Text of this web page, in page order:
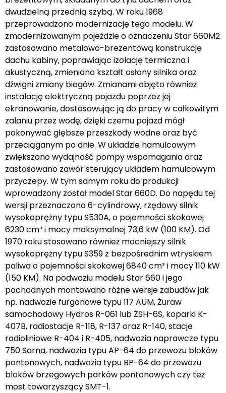
dwudzielną przednią szybą. W roku 1968
przeprowadzono modernizację tego modelu. W
zmodernizowanym pojeździe o oznaczeniu Star 660M2
zastosowano metalowo-brezentową konstrukcję
dachu kabiny, poprawiając izolację termiczna i
akustyczną, zmieniono kształt osłony silnika oraz
dźwigni zmiany biegów. Zmianami objęto również
instalację elektryczną pojazdu poprzez jej
ekranowanie, dostosowując ją do pracy w całkowitym
zalaniu przez wodę, dzięki czemu pojazd mógł
pokonywać głębsze przeszkody wodne oraz być
przeciąganym po dnie. W układzie hamulcowym
zwiększono wydajność pompy wspomagania oraz
zastosowano zawór sterujący układem hamulcowym
przyczepy. W tym samym roku do produkcji
wprowadzony został model Star 660D. Do napędu tej
wersji przeznaczono 6-cylindrowy, rzędowy silnik
wysokoprężny typu S530A, o pojemności skokowej
6230 cm³ i mocy maksymalnej 73,6 kW (100 KM). Od
1970 roku stosowano również mocniejszy silnik
wysokoprężny typu S359 z bezpośrednim wtryskiem
paliwa o pojemności skokowej 6840 cm³ i mocy 110 kW
(150 KM). Na podwoziu modelu Star 660 i jego
pochodnych montowano różne wersje zabudów jak
np. nadwozie furgonowe typu 117 AUM, Żuraw
samochodowy Hydros R-061 lub ŻSH-6S, koparki K-
407B, radiostacje R-118, R-137 oraz R-140, stacje
radioliniowe R-404 i R-405, nadwozia naprawcze typu
750 Sarna, nadwozia typu AP-64 do przewozu bloków
pontonowych, nadwozia typu BP-64 do przewozu
bloków brzegowych parków pontonowych czy też
most towarzyszący SMT-1.